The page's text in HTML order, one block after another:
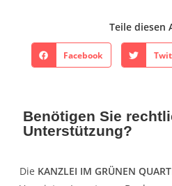
Teile diesen
Facebook
Benötigen Sie
Unterstützung?
Die KANZLEI IM GRÜNEN